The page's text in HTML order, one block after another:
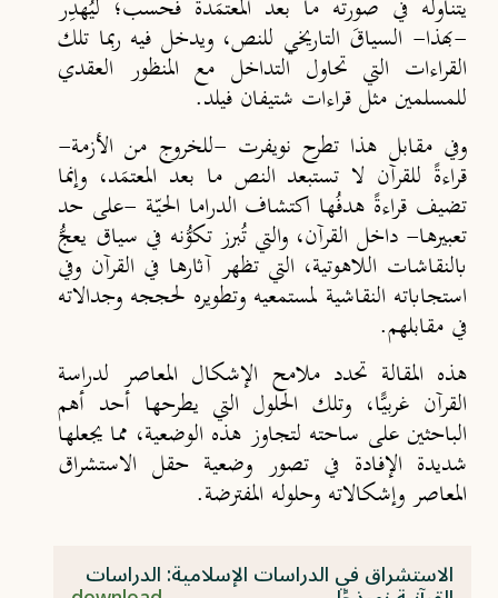
يتناوله في صورته ما بعد المعتمَدة فحسب؛ ليُهدِر
-بهذا- السياقَ التاريخي للنص، ويدخل فيه ربما تلك
القراءات التي تحاول التداخل مع المنظور العقدي
للمسلمين مثل قراءات شتيفان فيلد.
وفي مقابل هذا تطرح نويفرت -للخروج من الأزمة-
قراءةً للقرآن لا تستبعد النص ما بعد المعتمَد، وإنما
تضيف قراءةً هدفُها اكتشاف الدراما الحيّـة -على حد
تعبيرها- داخل القرآن، والتي تُبرز تكوُّنه في سياق يعجُّ
بالنقاشات اللاهوتية، التي تظهر آثارها في القرآن وفي
استجاباته النقاشية لمستمعيه وتطويره لحججه وجدالاته
في مقابلهم.
هذه المقالة تحدد ملامح الإشكال المعاصر لدراسة
القرآن غربيًّا، وتلك الحلول التي يطرحها أحد أهم
الباحثين على ساحته لتجاوز هذه الوضعية، مما يجعلها
شديدة الإفادة في تصور وضعية حقل الاستشراق
المعاصر وإشكالاته وحلوله المفترضة.
الاستشراق في الدراسات الإسلامية: الدراسات